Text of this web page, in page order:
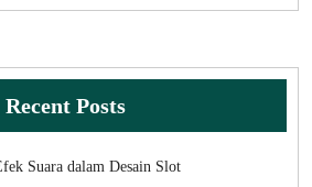
Recent Posts
Suara dalam Desain Slot